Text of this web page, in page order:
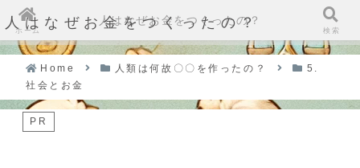
人はなぜお金をつくったの？
Home 人類は何故〇〇を作ったの？
5.
社会とお金
PR
ホーム
人はなぜお金をつくったの？
検索